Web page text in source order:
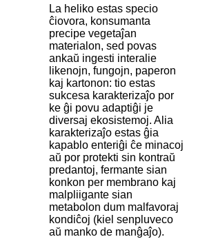
La heliko estas specio
ĉiovora, konsumanta
precipe vegetaĵan
materialon, sed povas
ankaŭ ingesti interalie
likenojn, fungojn, paperon
kaj kartonon: tio estas
sukcesa karakterizaĵo por
ke ĝi povu adaptiĝi je
diversaj ekosistemoj. Alia
karakterizaĵo estas ĝia
kapablo enteriĝi ĉe minacoj
aŭ por protekti sin kontraŭ
predantoj, fermante sian
konkon per membrano kaj
malpliigante sian
metabolon dum malfavoraj
kondiĉoj (kiel senpluveco
aŭ manko de manĝaĵo).